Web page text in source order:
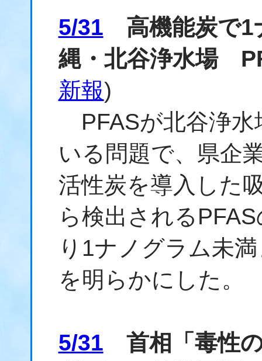
5/31 高機能炭で
縄・北谷浄水場
新報)
PFASが北谷浄水
いる問題で、県企
活性炭を導入した
ら検出される
り1ナノグラム未
を明らかにした。
5/31 首相「毒性